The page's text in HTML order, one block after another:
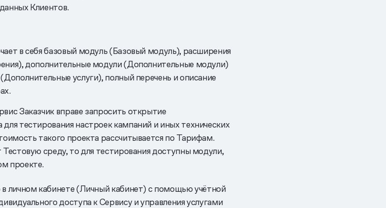
Клиентов.
в себя базовый модуль (Базовый модуль), расширения
дополнительные модули (Дополнительные модули)
услуги), полный перечень и описание
Заказчик вправе запросить открытие
тестирования настроек кампаний и иных технических
такого проекта рассчитывается по Тарифам.
Тестовую среду, то для тестирования доступны модули,
проекте.
в личном кабинете (Личный кабинет) с помощью учётной
доступа к Сервису и управления услугами